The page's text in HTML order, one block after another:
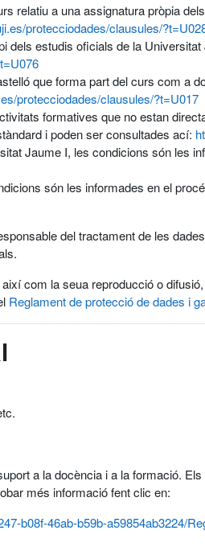
relatiu a una assignatura pròpia
protecciodades/clausules/
dels estudis oficials de la
que forma part del curs com a
protecciodades/clausules/?t=U017
formatives que no estan
i poden ser consultades ací:
Jaume I, les condicions són les
són les informades en el
del tractament de les
com la seua reproducció o
Reglament de protecció de dades i
a la docència i a la formació.
més informació fent clic en:
b08f-46ab-b59b-a59854ab3224/